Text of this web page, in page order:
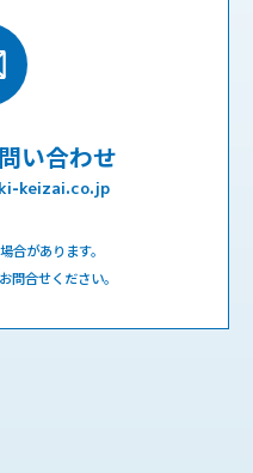
い合わせ
keizai.co.jp
合があります。
問合せください。